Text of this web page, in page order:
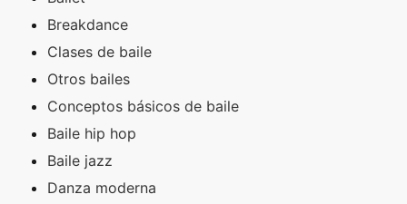
Breakdance
Clases de baile
Otros bailes
Conceptos básicos de baile
Baile hip hop
Baile jazz
Danza moderna